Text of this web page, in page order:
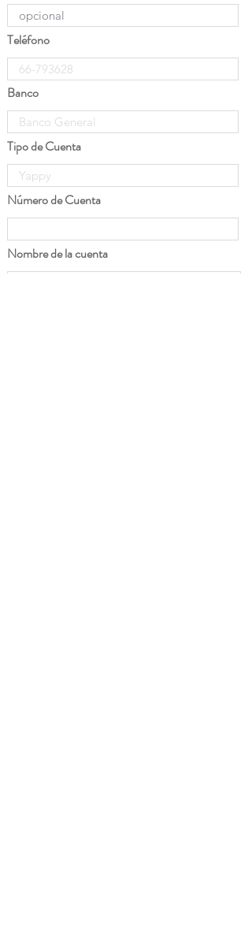
Teléfono
Banco
Tipo de Cuenta
Número de Cuenta
Nombre de la cuenta